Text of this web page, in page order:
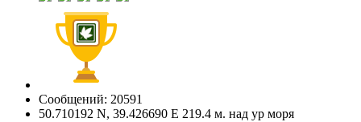
Сообщений: 20591
50.710192 N, 39.426690 E 219.4 м. над ур моря